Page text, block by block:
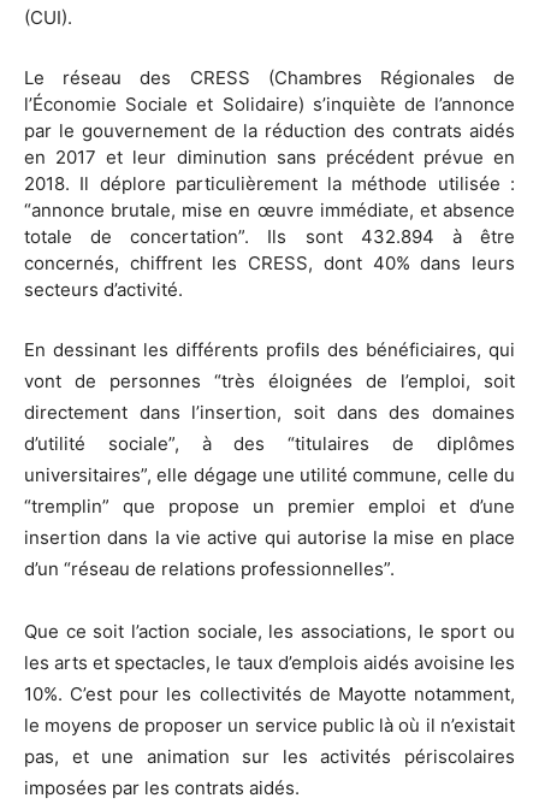
(CUI).
Le réseau des CRESS (Chambres Régionales de
l’Économie Sociale et Solidaire) s’inquiète de l’annonce
par le gouvernement de la réduction des contrats aidés
en 2017 et leur diminution sans précédent prévue en
2018. Il déplore particulièrement la méthode utilisée :
“annonce brutale, mise en œuvre immédiate, et absence
totale de concertation”. Ils sont 432.894 à être
concernés, chiffrent les CRESS, dont 40% dans leurs
secteurs d’activité.
En dessinant les différents profils des bénéficiaires, qui
vont de personnes “très éloignées de l’emploi, soit
directement dans l’insertion, soit dans des domaines
d’utilité sociale”, à des “titulaires de diplômes
universitaires”, elle dégage une utilité commune, celle du
“tremplin” que propose un premier emploi et d’une
insertion dans la vie active qui autorise la mise en place
d’un “réseau de relations professionnelles”.
Que ce soit l’action sociale, les associations, le sport ou
les arts et spectacles, le taux d’emplois aidés avoisine les
10%. C’est pour les collectivités de Mayotte notamment,
le moyens de proposer un service public là où il n’existait
pas, et une animation sur les activités périscolaires
imposées par les contrats aidés.